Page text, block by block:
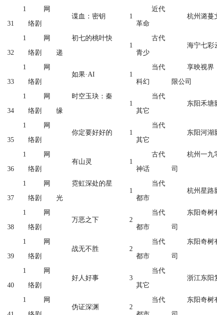
1
31
网
络剧
谍血：密钥 1
近代
革命
杭州潞蔓
1
32
网
络剧
初七的桃叶快
递
1
古代
青少
海宁七彩
1
33
网
络剧
如果·AI 1
当代
科幻
享映视界
限公司
1
34
网
络剧
时空玉玦：秦
缘
1
当代
其它
东阳禾塘
1
35
网
络剧
你定要好好的 1
当代
其它
东阳河湖
1
36
网
络剧
有山灵 1
古代
神话
杭州一九
司
1
37
网
络剧
霓虹深处的星
光
1
当代
都市
杭州星路
1
38
网
络剧
万恶之下 2
当代
都市
东阳奇树
司
1
39
网
络剧
战无不胜 2
当代
都市
东阳奇树
司
1
40
网
络剧
好人好事 3
当代
其它
浙江东阳
1
网
伪证深渊 2
当代
东阳奇树